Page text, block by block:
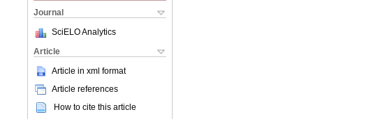
Journal
SciELO Analytics
Article
Article in xml format
Article references
How to cite this article